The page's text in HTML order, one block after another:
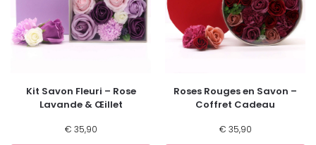
Kit Savon Fleuri – Rose
Lavande & Œillet
€ 35,90
Roses Rouges en Savon –
Coffret Cadeau
€ 35,90